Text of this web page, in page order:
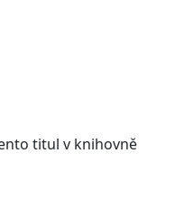
titul v knihovně